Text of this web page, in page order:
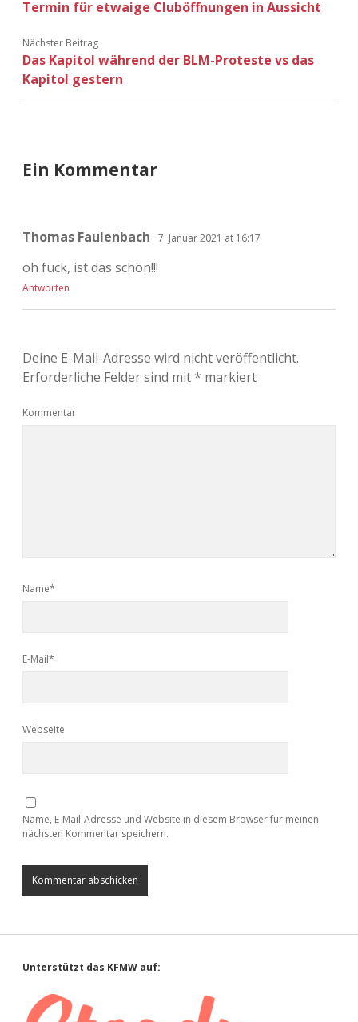
Termin für etwaige Cluböffnungen in Aussicht
Nächster Beitrag
Das Kapitol während der BLM-Proteste vs das
Kapitol gestern
Ein Kommentar
Thomas Faulenbach 7. Januar 2021 at 16:17
oh fuck, ist das schön!!!
Antworten
Deine E-Mail-Adresse wird nicht veröffentlicht.
Erforderliche Felder sind mit* markiert
Kommentar
Name*
E-Mail*
Webseite
Name, E-Mail-Adresse und Website in diesem Browser für meinen
nächsten Kommentar speichern.
Sidebar
Unterstützt das KFMW auf: